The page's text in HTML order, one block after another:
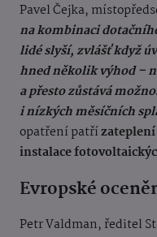
Pavel Čejka,
na kombinaci
lidé slyší, zvlášť když
hned několik výhod –
a přesto zůstává
i nízkých měsíčních
opatření patřízateplení
instalace
Evropské
Petr Valdman, ředitel